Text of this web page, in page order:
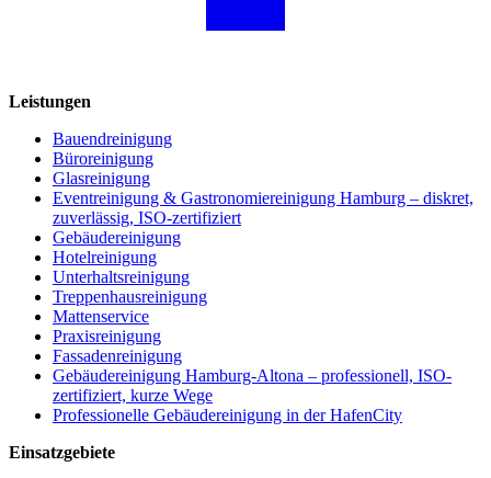
Leistungen
Bauendreinigung
Büroreinigung
Glasreinigung
Eventreinigung & Gastronomiereinigung Hamburg – diskret,
zuverlässig, ISO-zertifiziert
Gebäudereinigung
Hotelreinigung
Unterhaltsreinigung
Treppenhausreinigung
Mattenservice
Praxisreinigung
Fassadenreinigung
Gebäudereinigung Hamburg-Altona – professionell, ISO-
zertifiziert, kurze Wege
Professionelle Gebäudereinigung in der HafenCity
Einsatzgebiete